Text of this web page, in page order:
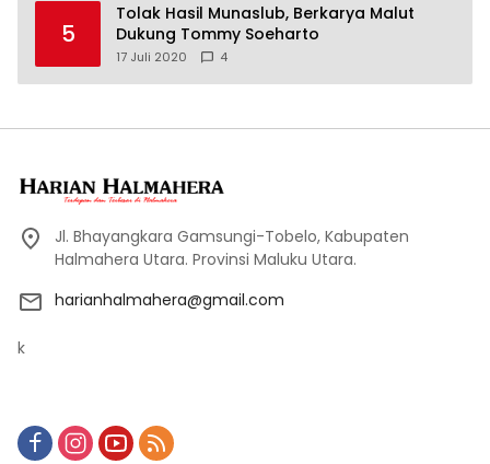
5
Tolak Hasil Munaslub, Berkarya Malut
Dukung Tommy Soeharto
17 Juli 2020 4
Jl. Bhayangkara Gamsungi-Tobelo, Kabupaten
Halmahera Utara. Provinsi Maluku Utara.
harianhalmahera@gmail.com
k